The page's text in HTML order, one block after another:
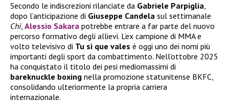
Secondo le indiscrezioni rilanciate da Gabriele Parpiglia,
dopo l’anticipazione di Giuseppe Candela sul settimanale
Chi, Alessio Sakara potrebbe entrare a far parte del nuovo
percorso formativo degli allievi. L’ex campione di MMA e
volto televisivo di Tu sì que vales è oggi uno dei nomi più
importanti degli sport da combattimento. Nell’ottobre 2025
ha conquistato il titolo dei pesi mediomassimi di
bareknuckle boxing nella promozione statunitense BKFC,
consolidando ulteriormente la propria carriera
internazionale.